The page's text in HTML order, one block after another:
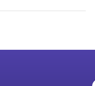
對面課程，而是可